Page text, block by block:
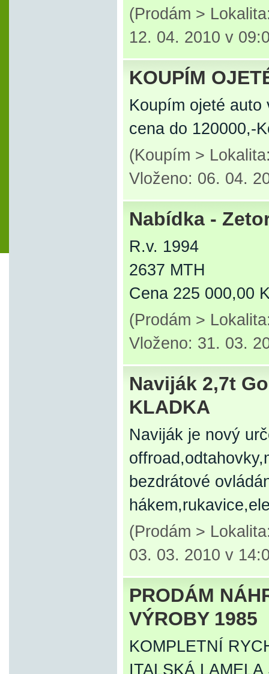
(Prodám >
12. 04. 2010 v
KOUPÍM
Koupím ojeté auto
cena do 120000,-
(Koupím >
Vloženo: 06. 04.
Nabídka -
R.v. 1994
2637 MTH
Cena 225 000,00
(Prodám >
Vloženo: 31. 03.
Naviják 2,7t
KLADKA
Naviják je nový
bezdrátové
(Prodám >
03. 03. 2010 v
PRODÁM
VÝROBY 1985
KOMPLETNÍ
ITALSKÁ